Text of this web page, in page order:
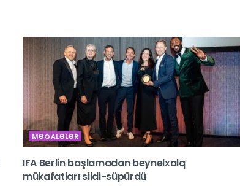
MƏQALƏLƏR
IFA Berlin başlamadan beynəlxalq
mükafatları sildi-süpürdü